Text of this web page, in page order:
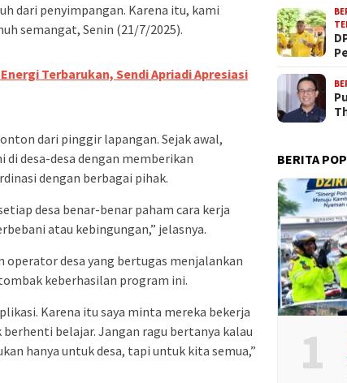
dari penyimpangan. Karena itu, kami
semangat, Senin (21/7/2025).
Terbarukan, Sendi Apriadi Apresiasi
dari pinggir lapangan. Sejak awal,
desa-desa dengan memberikan
dengan berbagai pihak.
desa benar-benar paham cara kerja
atau kebingungan,” jelasnya.
operator desa yang bertugas menjalankan
keberhasilan program ini.
Karena itu saya minta mereka bekerja
belajar. Jangan ragu bertanya kalau
hanya untuk desa, tapi untuk kita semua,”
BERITA
1